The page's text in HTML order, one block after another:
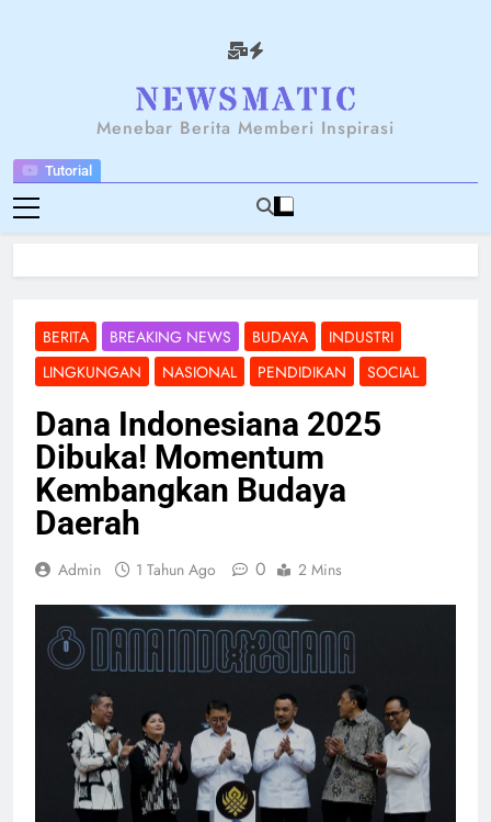
Tutorial
NEWSANTARA
Menebar Berita Memberi Inspirasi
BERITA BREAKING NEWS BUDAYA
INDUSTRI
LINGKUNGAN
NASIONAL PENDIDIKAN SOCIAL
Dana Indonesiana 2025
Dibuka! Momentum
Kembangkan Budaya
Daerah
Admin 1 Tahun Ago 0 2 Mins